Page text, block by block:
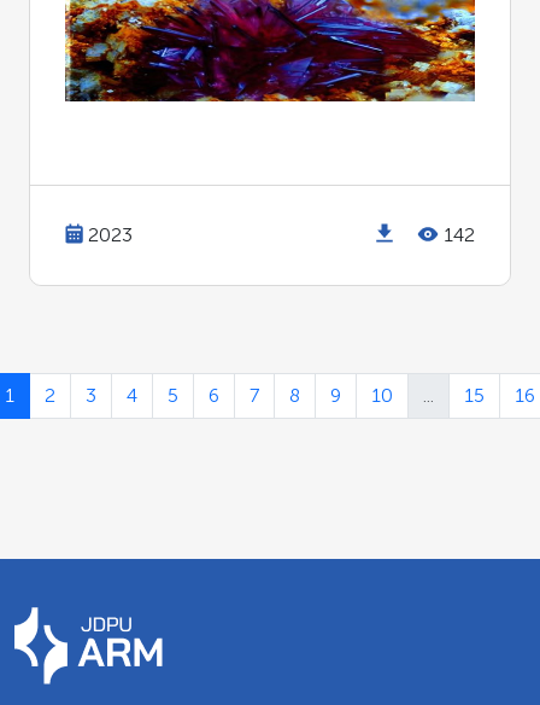
2023 142
1 2 3 4 5 6 7 8 9 10 ... 15 16